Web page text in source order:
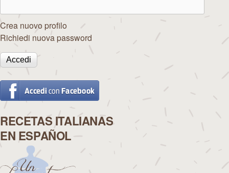
Crea nuovo profilo
Richiedi nuova password
RECETAS ITALIANAS
EN ESPAÑOL